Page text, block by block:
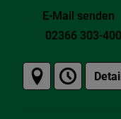
E-Mail senden
02366 303-400